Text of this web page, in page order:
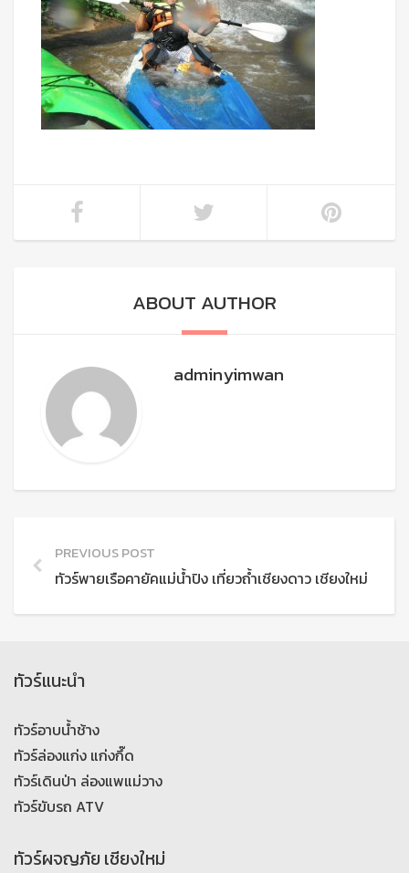
ABOUT AUTHOR
adminyimwan
PREVIOUS POST
ทัวร์พายเรือคายัคแม่น้ำปิง เที่ยวถ้ำเชียงดาว เชียงใหม่
ทัวร์แนะนำ
ทัวร์อาบน้ำช้าง
ทัวร์ล่องแก่ง แก่งกึ๊ด
ทัวร์เดินป่า ล่องแพแม่วาง
ทัวร์ขับรถ ATV
ทัวร์ผจญภัย เชียงใหม่